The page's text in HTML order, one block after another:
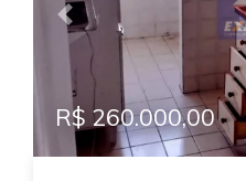
Previous
R$ 260.000,00